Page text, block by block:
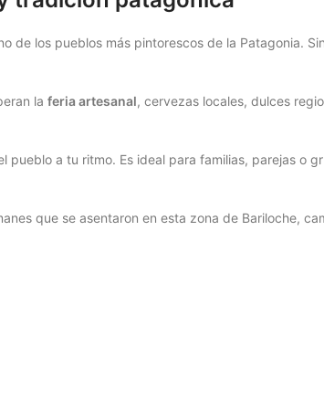
de los pueblos más pintorescos de la Patagonia.
la feria artesanal, cervezas locales, dulces
a tu ritmo. Es ideal para familias, parejas o
que se asentaron en esta zona de Bariloche,